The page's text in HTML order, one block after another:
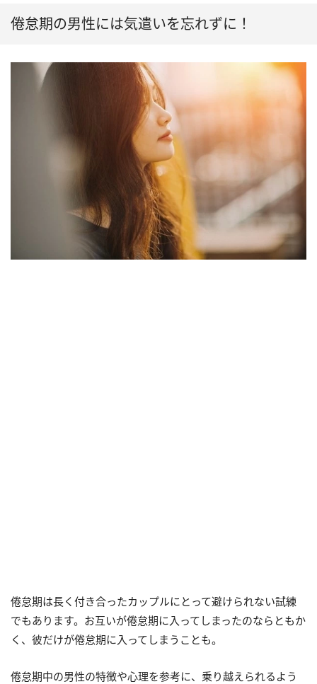
倦怠期の男性には気遣いを忘れずに！
倦怠期は長く付き合ったカップルにとって避けられない試練
でもあります。お互いが倦怠期に入ってしまったのならともか
く、彼だけが倦怠期に入ってしまうことも。
倦怠期中の男性の特徴や心理を参考に、乗り越えられるよう